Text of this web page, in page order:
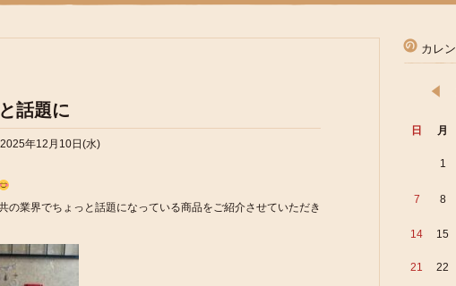
話題に
2025年12月10日(水)
の業界でちょっと話題になっている商品をご紹介させていただき
カレ
日 月
1
7 8
14 15
21 22